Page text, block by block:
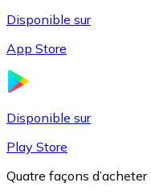
Disponible sur
App Store
Disponible sur
Play Store
Quatre façons